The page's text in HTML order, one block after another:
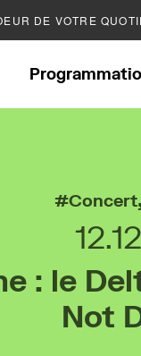
DE VOTRE
Concert
: le
Not